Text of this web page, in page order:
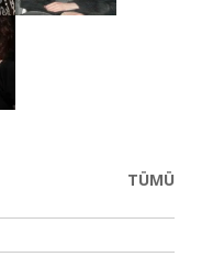
TÜMÜ